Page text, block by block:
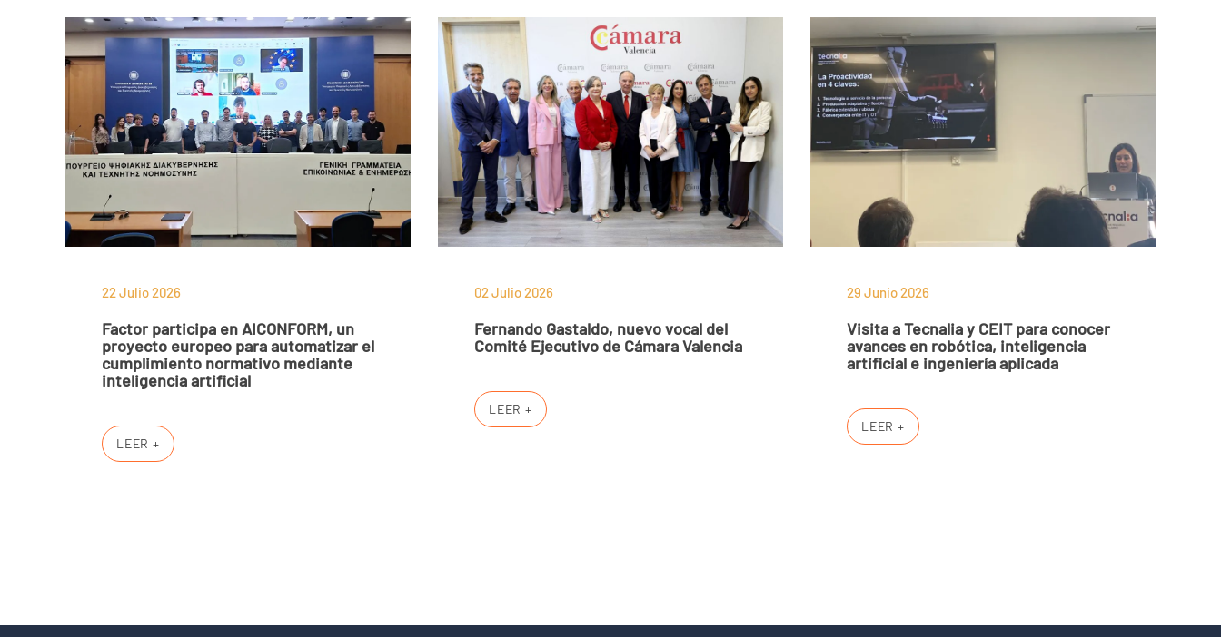
22 Julio 2026
Factor participa en AICONFORM, un
proyecto europeo para automatizar el
cumplimiento normativo mediante
inteligencia artificial
LEER +
02 Julio 2026
Fernando Gastaldo, nuevo vocal del
Comité Ejecutivo de Cámara Valencia
LEER +
29 Junio 2026
Visita a Tecnalia y CEIT para conocer
avances en robótica, inteligencia
artificial e ingeniería aplicada
LEER +